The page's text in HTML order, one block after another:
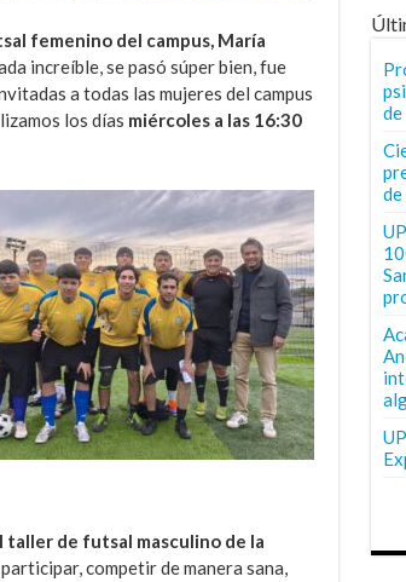
femenino del campus, María
increíble, se pasó súper bien, fue
a todas las mujeres del campus
los días miércoles a las 16:30
taller de futsal masculino de la
competir de manera sana,